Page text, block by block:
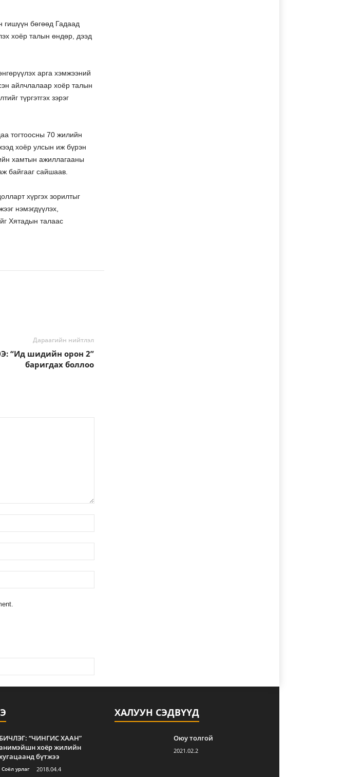
бөгөөд Гадаад
хоёр талын өндөр, дээд
арга хэмжээний
айлчлалаар хоёр талын
түргэтгэх зэрэг
тогтоосны 70 жилийн
хоёр улсын иж бүрэн
хамтын ажиллагааны
байгааг сайшаав.
хүргэх зорилтыг
нэмэгдүүлэх,
Хятадын талаас
Дараагийн нийтлэл
“Ид шидийн орон 2”
баригдах боллоо
БИЧЛЭГ: “ЧИНГИС ХААН”
хоёр жилийн
бүтжээ
Соёл урлаг 2018.04.4
ХАЛУУН СЭДВҮҮД
Оюу толгой
2021.02.2